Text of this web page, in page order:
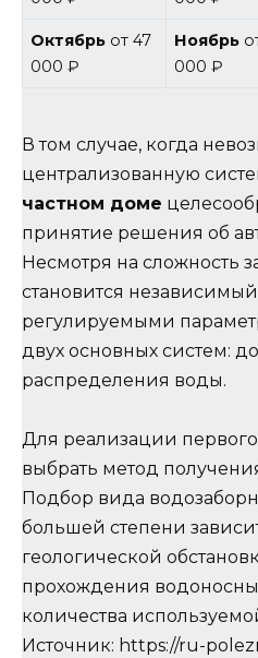
Октябрь от 47
000 ₽
Ноябрь
000 ₽
В том случае, когда
централизованную
частном доме
принятие решения об
Несмотря на сложность
становится
регулируемыми
двух основных систем:
распределения воды.
Для реализации первого
выбрать метод
Подбор вида
большей степени
геологической
прохождения
количества
Источник: https://ru-